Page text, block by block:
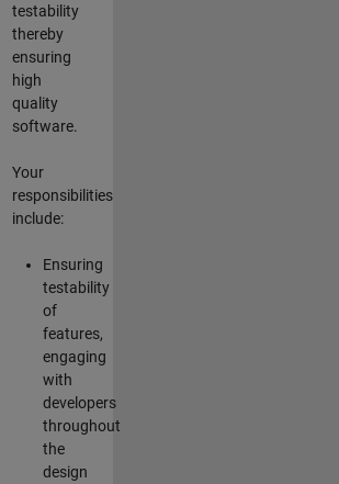
testability
thereby
ensuring
high
quality
software.
Your
responsibilities
include:
Ensuring
testability
of
features,
engaging
with
developers
throughout
the
design